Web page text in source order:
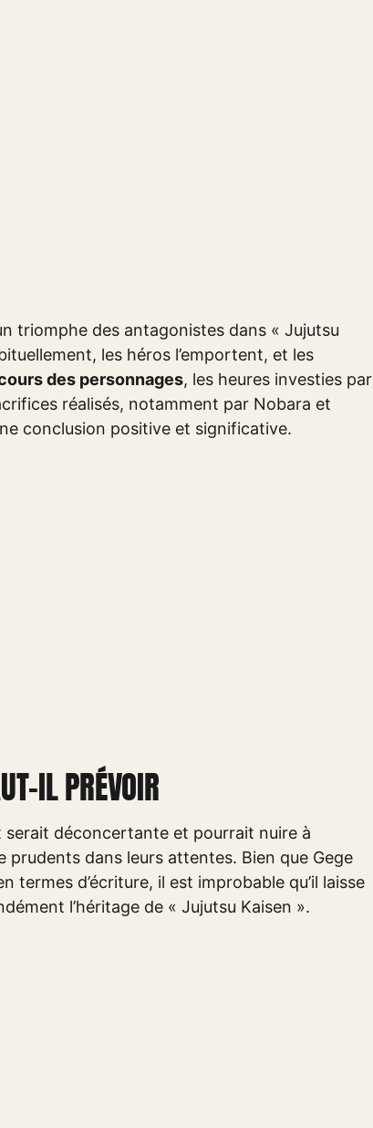
triomphe des antagonistes dans « Jujutsu
les héros l’emportent, et les
des personnages, les heures investies par
réalisés, notamment par Nobara et
conclusion positive et significative.
IL PRÉVOIR
serait déconcertante et pourrait nuire à
prudents dans leurs attentes. Bien que Gege
d’écriture, il est improbable qu’il laisse
l’héritage de « Jujutsu Kaisen ».